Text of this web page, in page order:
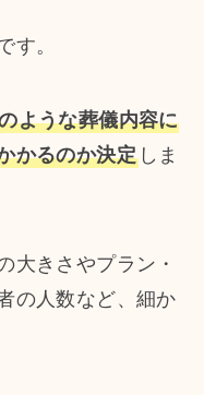
す。
ような葬儀内容に
かるのか決定しま
大きさやプラン・
の人数など、細か